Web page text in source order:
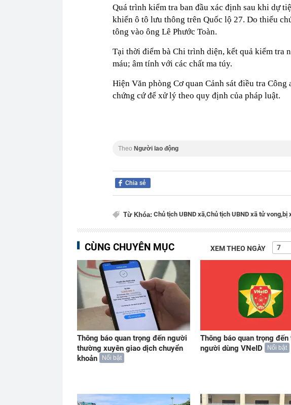
Quá trình kiểm tra ban đầu xác định sau khi dự
khiển ô tô lưu thông trên Quốc lộ 27. Do thiếu
tông vào ông Lê Phước Toàn.
Tại thời điểm bà Chi trình diện, kết quả kiểm tra
máu; âm tính với các chất ma túy.
Hiện Văn phòng Cơ quan Cảnh sát điều tra
chứng cứ để xử lý theo quy định của pháp luật.
Theo Người lao động
Chia sẻ
Từ Khóa: Chủ tịch UBND xã,Chủ tịch UBND xã tử vong,bị
CÙNG CHUYÊN MỤC XEM THEO NGÀY
Thông báo quan trọng đến người
thường xuyên giao dịch chuyển
khoản
Nổi bật
Thông báo quan trọng
người dùng VNeID
Nổi bật